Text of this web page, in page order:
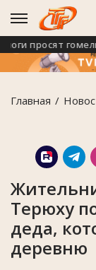
просят
Главная
Терюху
деда,
деревню